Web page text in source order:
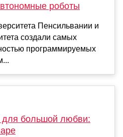
роботы
Пенсильвании и
создали самых
программируемых
для большой любви: